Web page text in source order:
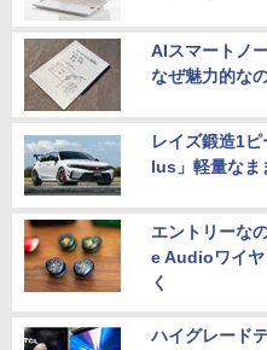
AIスマートノ
なぜ魅力的な
レイズ鍛造1
lus」軽量なま
エントリーな
e Audioワイヤ
く
ハイグレード